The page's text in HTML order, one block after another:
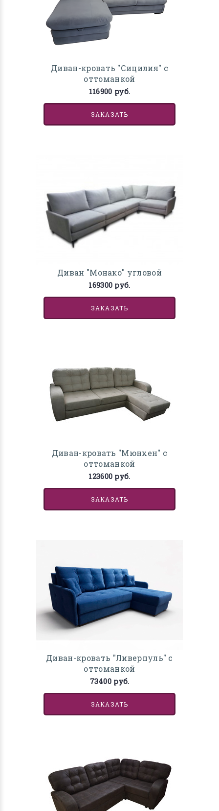
Диван-кровать "Сицилия" с
оттоманкой
116900 руб.
ЗАКАЗАТЬ
Диван "Монако" угловой
169300 руб.
ЗАКАЗАТЬ
Диван-кровать "Мюнхен" с
оттоманкой
123600 руб.
ЗАКАЗАТЬ
Диван-кровать "Ливерпуль" с
оттоманкой
73400 руб.
ЗАКАЗАТЬ